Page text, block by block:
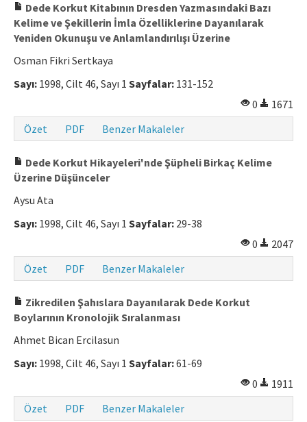
Dede Korkut Kitabının Dresden Yazmasındaki Bazı
Kelime ve Şekillerin İmla Özelliklerine Dayanılarak
Yeniden Okunuşu ve Anlamlandırılışı Üzerine
Osman Fikri Sertkaya
Sayı: 1998, Cilt 46, Sayı 1 Sayfalar: 131-152
0
1671
Özet
PDF Benzer Makaleler
Dede Korkut Hikayeleri'nde Şüpheli Birkaç Kelime
Üzerine Düşünceler
Aysu Ata
Sayı: 1998, Cilt 46, Sayı 1 Sayfalar: 29-38
0
2047
Özet
PDF Benzer Makaleler
Zikredilen Şahıslara Dayanılarak Dede Korkut
Boylarının Kronolojik Sıralanması
Ahmet Bican Ercilasun
Sayı: 1998, Cilt 46, Sayı 1 Sayfalar:61-69
0
1911
Özet
PDF Benzer Makaleler